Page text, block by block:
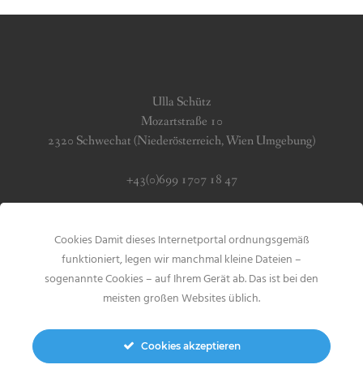
Ulla Schütz
Mozartstraße 10
2320 Schwechat (Niederösterreich, Wien Umgebung)
+43(0)699 1707 18 47
Impressum & Datenschutz
Search
Cookies Damit dieses Internetportal ordnungsgemäß
funktioniert, legen wir manchmal kleine Dateien –
sogenannte Cookies – auf Ihrem Gerät ab. Das ist bei den
meisten großen Websites üblich.
Cookies akzeptieren